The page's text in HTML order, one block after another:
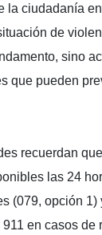
la ciudadanía
de
sino
que pueden
recuerdan
las 24
(079, opción 1)
en casos de